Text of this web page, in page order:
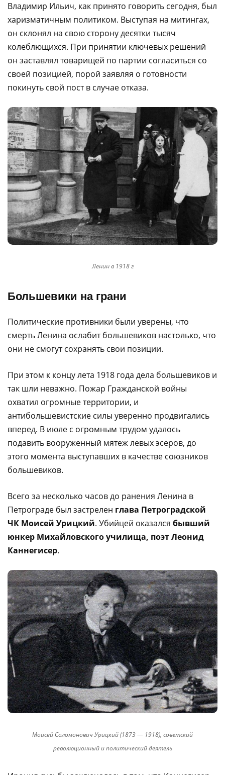
Владимир Ильич, как принято говорить сегодня, был
харизматичным политиком. Выступая на митингах,
он склонял на свою сторону десятки тысяч
колеблющихся. При принятии ключевых решений
он заставлял товарищей по партии согласиться со
своей позицией, порой заявляя о готовности
покинуть свой пост в случае отказа.
Ленин в 1918 г
Большевики на грани
Политические противники были уверены, что
смерть Ленина ослабит большевиков настолько, что
они не смогут сохранять свои позиции.
При этом к концу лета 1918 года дела большевиков и
так шли неважно. Пожар Гражданской войны
охватил огромные территории, и
антибольшевистские силы уверенно продвигались
вперед. В июле с огромным трудом удалось
подавить вооруженный мятеж левых эсеров, до
этого момента выступавших в качестве союзников
большевиков.
Всего за несколько часов до ранения Ленина в
Петрограде был застрелен глава Петроградской
ЧК Моисей Урицкий. Убийцей оказался бывший
юнкер Михайловского училища, поэт Леонид
Каннегисер.
Моисей Соломонович Урицкий (1873 — 1918), советский
революционный и политический деятель